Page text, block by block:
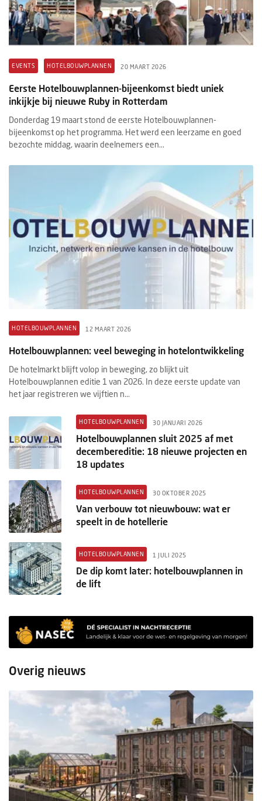
EVENTS HOTELBOUWPLANNEN 20 MAART 2026
Eerste Hotelbouwplannen-bijeenkomst biedt uniek
inkijkje bij nieuwe Ruby in Rotterdam
Donderdag 19 maart stond de eerste Hotelbouwplannen-
bijeenkomst op het programma. Het werd een leerzame en goed
bezochte middag, waarin deelnemers een...
HOTELBOUWPLANNEN 12 MAART 2026
Hotelbouwplannen: veel beweging in hotelontwikkeling
De hotelmarkt blijft volop in beweging, zo blijkt uit
Hotelbouwplannen editie 1 van 2026. In deze eerste update van
het jaar registreren we vijftien n...
HOTELBOUWPLANNEN 30 JANUARI 2026
Hotelbouwplannen sluit 2025 af met
decembereditie: 18 nieuwe projecten en
18 updates
HOTELBOUWPLANNEN 30 OKTOBER 2025
Van verbouw tot nieuwbouw: wat er
speelt in de hotellerie
HOTELBOUWPLANNEN 1 JULI 2025
De dip komt later: hotelbouwplannen in
de lift
Overig nieuws